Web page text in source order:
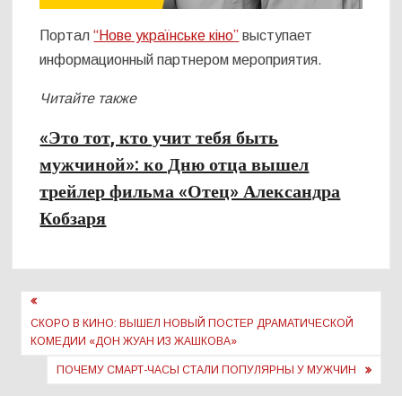
Портал“Нове українське кіно” выступает
информационный партнером мероприятия.
Читайте также
«Это тот, кто учит тебя быть
мужчиной»: ко Дню отца вышел
трейлер фильма «Отец» Александра
Кобзаря
Навигация
по
записям
СКОРО В КИНО: ВЫШЕЛ НОВЫЙ ПОСТЕР ДРАМАТИЧЕСКОЙ
КОМЕДИИ «ДОН ЖУАН ИЗ ЖАШКОВА»
ПОЧЕМУ СМАРТ-ЧАСЫ СТАЛИ ПОПУЛЯРНЫ У МУЖЧИН